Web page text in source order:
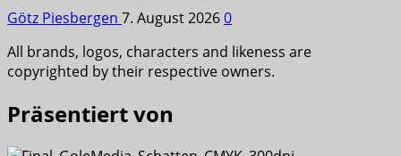
Götz Piesbergen 7. August 20260
All brands, logos, characters and likeness are
copyrighted by their respective owners.
Präsentiert von